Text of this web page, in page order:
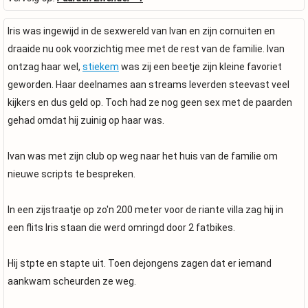
Iris was ingewijd in de sexwereld van Ivan en zijn cornuiten en
draaide nu ook voorzichtig mee met de rest van de familie. Ivan
ontzag haar wel, stiekem was zij een beetje zijn kleine favoriet
geworden. Haar deelnames aan streams leverden steevast veel
kijkers en dus geld op. Toch had ze nog geen sex met de paarden
gehad omdat hij zuinig op haar was.
Ivan was met zijn club op weg naar het huis van de familie om
nieuwe scripts te bespreken.
In een zijstraatje op zo'n 200 meter voor de riante villa zag hij in
een flits Iris staan die werd omringd door 2 fatbikes.
Hij stpte en stapte uit. Toen dejongens zagen dat er iemand
aankwam scheurden ze weg.